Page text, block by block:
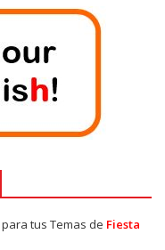
para tus Temas de Fiesta